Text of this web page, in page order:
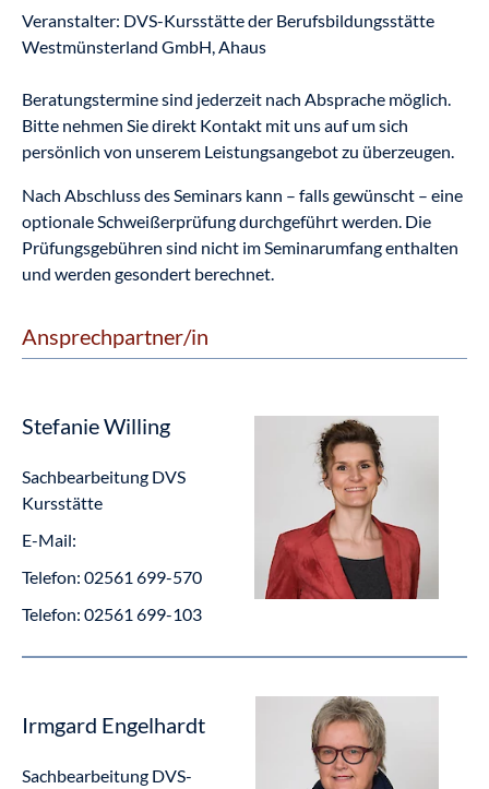
Veranstalter: DVS-Kursstätte der Berufsbildungsstätte
Westmünsterland GmbH, Ahaus
Beratungstermine sind jederzeit nach Absprache möglich.
Bitte nehmen Sie direkt Kontakt mit uns auf um sich
persönlich von unserem Leistungsangebot zu überzeugen.
Nach Abschluss des Seminars kann – falls gewünscht – eine
optionale Schweißerprüfung durchgeführt werden. Die
Prüfungsgebühren sind nicht im Seminarumfang enthalten
und werden gesondert berechnet.
Ansprechpartner/in
Stefanie Willing
Sachbearbeitung DVS
Kursstätte
E-Mail:
Telefon: 02561 699-570
Telefon: 02561 699-103
Irmgard Engelhardt
Sachbearbeitung DVS-